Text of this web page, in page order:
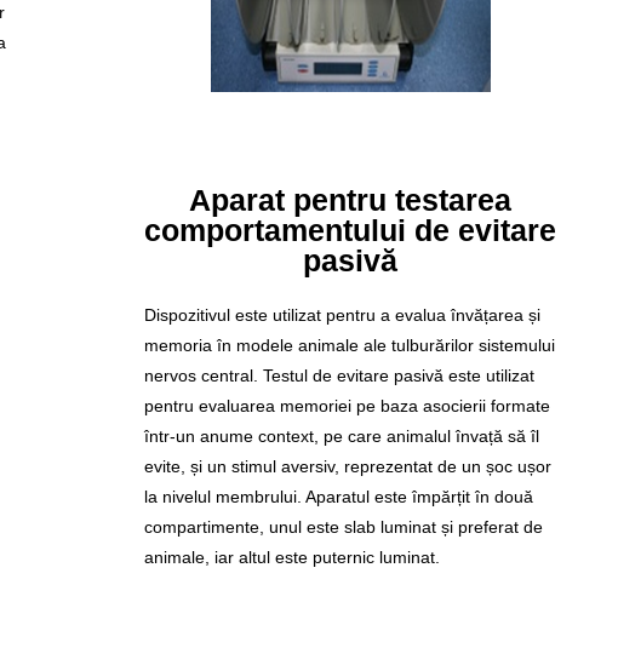
Aparat pentru testarea
comportamentului de evitare
pasivă
Dispozitivul este utilizat pentru a evalua învățarea și
memoria în modele animale ale tulburărilor sistemului
nervos central. Testul de evitare pasivă este utilizat
pentru evaluarea memoriei pe baza asocierii formate
într-un anume context, pe care animalul învață să îl
evite, și un stimul aversiv, reprezentat de un șoc ușor
la nivelul membrului. Aparatul este împărțit în două
compartimente, unul este slab luminat și preferat de
animale, iar altul este puternic luminat.